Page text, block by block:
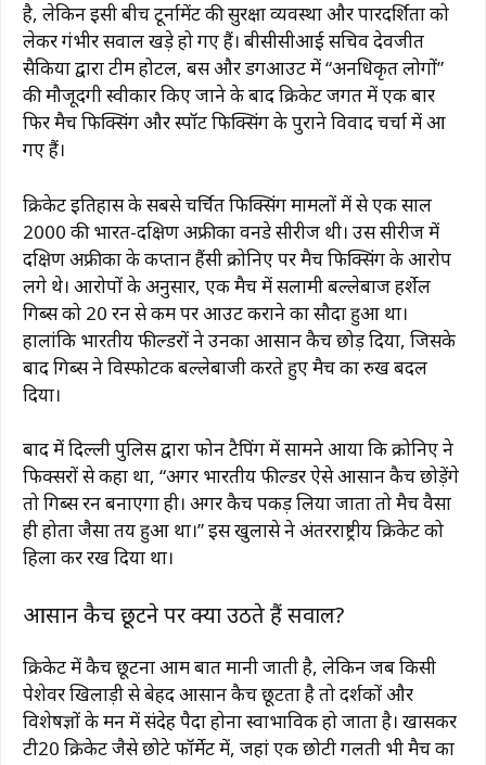
है, लेकिन इसी बीच टूर्नामेंट की सुरक्षा व्यवस्था और पारदर्शिता को
लेकर गंभीर सवाल खड़े हो गए हैं। बीसीसीआई सचिव देवजीत
सैकिया द्वारा टीम होटल, बस और डगआउट में “अनधिकृत लोगों”
की मौजूदगी स्वीकार किए जाने के बाद क्रिकेट जगत में एक बार
फिर मैच फिक्सिंग और स्पॉट फिक्सिंग के पुराने विवाद चर्चा में आ
गए हैं।
क्रिकेट इतिहास के सबसे चर्चित फिक्सिंग मामलों में से एक साल
2000 की भारत-दक्षिण अफ्रीका वनडे सीरीज थी। उस सीरीज में
दक्षिण अफ्रीका के कप्तान हैंसी क्रोनिए पर मैच फिक्सिंग के आरोप
लगे थे। आरोपों के अनुसार, एक मैच में सलामी बल्लेबाज हर्शेल
गिब्स को 20 रन से कम पर आउट कराने का सौदा हुआ था।
हालांकि भारतीय फील्डरों ने उनका आसान कैच छोड़ दिया, जिसके
बाद गिब्स ने विस्फोटक बल्लेबाजी करते हुए मैच का रुख बदल
दिया।
बाद में दिल्ली पुलिस द्वारा फोन टैपिंग में सामने आया कि क्रोनिए ने
फिक्सरों से कहा था, “अगर भारतीय फील्डर ऐसे आसान कैच छोड़ेंगे
तो गिब्स रन बनाएगा ही। अगर कैच पकड़ लिया जाता तो मैच वैसा
ही होता जैसा तय हुआ था।” इस खुलासे ने अंतरराष्ट्रीय क्रिकेट को
हिला कर रख दिया था।
आसान कैच छूटने पर क्यों उठते हैं सवाल?
क्रिकेट में कैच छूटना आम बात मानी जाती है, लेकिन जब किसी
पेशेवर खिलाड़ी से बेहद आसान कैच छूटता है तो दर्शकों और
विशेषज्ञों के मन में संदेह पैदा होना स्वाभाविक हो जाता है। खासकर
टी20 क्रिकेट जैसे छोटे फॉर्मेट में, जहां एक छोटी गलती भी मैच का